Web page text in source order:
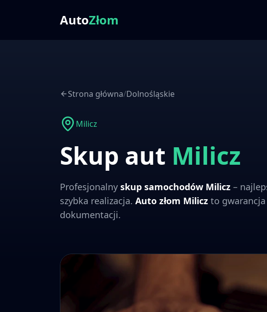
AutoZłom
Strona główna/Dolnośląskie
Milicz
Skup aut Milicz
Profesjonalny skup samochodów Milicz –
szybka realizacja. Auto złom Milicz to
dokumentacji.